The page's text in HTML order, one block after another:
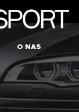
O NAS